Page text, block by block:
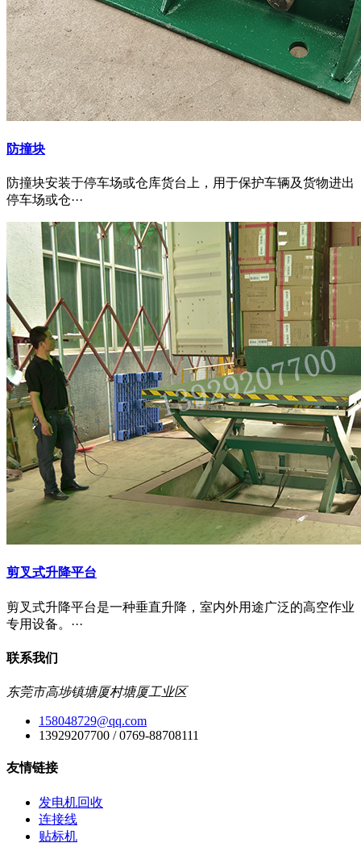
防撞块
防撞块安装于停车场或仓库货台上，用于保护车辆及货物进出
停车场或仓···
剪叉式升降平台
剪叉式升降平台是一种垂直升降，室内外用途广泛的高空作业
专用设备。···
联系我们
东莞市高埗镇塘厦村塘厦工业区
158048729@qq.com
13929207700 / 0769-88708111
友情链接
发电机回收
连接线
贴标机